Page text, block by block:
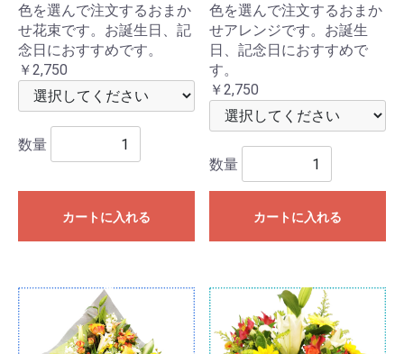
色を選んで注文するおまか
せ花束です。お誕生日、記
念日におすすめです。
￥2,750
数量
カートに入れる
色を選んで注文するおまか
せアレンジです。お誕生
日、記念日におすすめで
す。
￥2,750
数量
カートに入れる